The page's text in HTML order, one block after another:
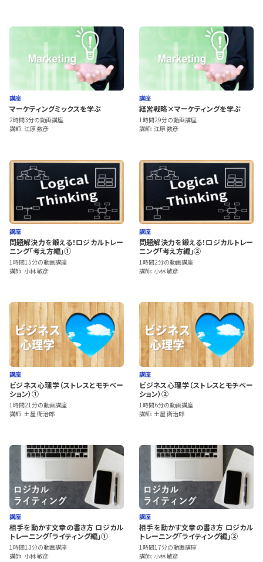
講座
マーケティングミックスを学ぶ
2時間3分の動画講座
講師: 江原 数彦
講座
経営戦略×マーケティングを学ぶ
1時間29分の動画講座
講師: 江原 数彦
講座
問題解決力を鍛える！ロジカルトレー
ニング「考え方編」①
1時間15分の動画講座
講師: 小林 敏彦
講座
問題解決力を鍛える！ロジカルトレー
ニング「考え方編」②
1時間2分の動画講座
講師: 小林 敏彦
講座
ビジネス心理学（ストレスとモチベー
ション）①
1時間21分の動画講座
講師: 土屋 衛治郎
講座
ビジネス心理学（ストレスとモチベー
ション）②
1時間6分の動画講座
講師: 土屋 衛治郎
講座
相手を動かす文章の書き方 ロジカル
トレーニング「ライティング編」①
1時間13分の動画講座
講師: 小林 敏彦
講座
相手を動かす文章の書き方 ロジカル
トレーニング「ライティング編」②
1時間17分の動画講座
講師: 小林 敏彦